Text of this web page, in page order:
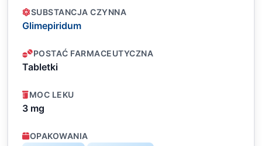
SUBSTANCJA CZYNNA
Glimepiridum
POSTAĆ FARMACEUTYCZNA
Tabletki
MOC LEKU
3 mg
OPAKOWANIA